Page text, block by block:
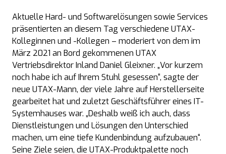
Aktuelle Hard- und Softwarelösungen sowie Services
präsentierten an diesem Tag verschiedene UTAX-
Kolleginnen und -Kollegen – moderiert von dem im
März 2021 an Bord gekommenen UTAX
Vertriebsdirektor Inland Daniel Gleixner. „Vor kurzem
noch habe ich auf Ihrem Stuhl gesessen“, sagte der
neue UTAX-Mann, der viele Jahre auf Herstellerseite
gearbeitet hat und zuletzt Geschäftsführer eines IT-
Systemhauses war. „Deshalb weiß ich auch, dass
Dienstleistungen und Lösungen den Unterschied
machen, um eine tiefe Kundenbindung aufzubauen“.
Seine Ziele seien, die UTAX-Produktpalette noch